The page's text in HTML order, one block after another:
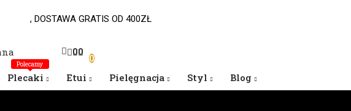
, DOSTAWA GRATIS OD 400ZŁ
00
0
Plecaki
Polecamy
Etui Pielęgnacja Styl Blog